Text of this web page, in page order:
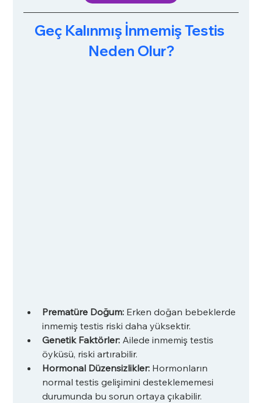
Geç Kalınmış İnmemiş Testis
Neden Olur?
Prematüre Doğum: Erken doğan bebeklerde
inmemiş testis riski daha yüksektir.
Genetik Faktörler: Ailede inmemiş testis
öyküsü, riski artırabilir.
Hormonal Düzensizlikler: Hormonların
normal testis gelişimini desteklememesi
durumunda bu sorun ortaya çıkabilir.